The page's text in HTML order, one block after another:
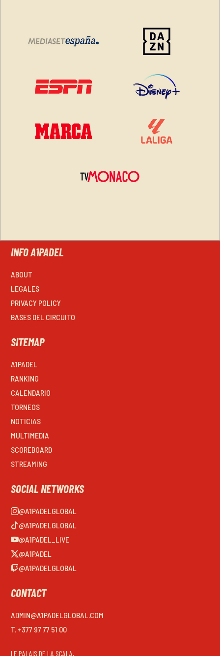
INFO A1PADEL
ABOUT
LEGALES
PRIVACY POLICY
BASES DEL CIRCUITO
SITEMAP
A1PADEL
RANKING
CALENDARIO
TORNEOS
NOTICIAS
MULTIMEDIA
SCOREBOARD
STREAMING
SOCIAL NETWORKS
@A1PADELGLOBAL
@A1PADELGLOBAL
@A1PADEL_LIVE
@A1PADEL
@A1PADELGLOBAL
CONTACT
ADMIN@A1PADELGLOBAL.COM
T. +377 97 77 51 00
LE PALAIS DE LA SCALA,